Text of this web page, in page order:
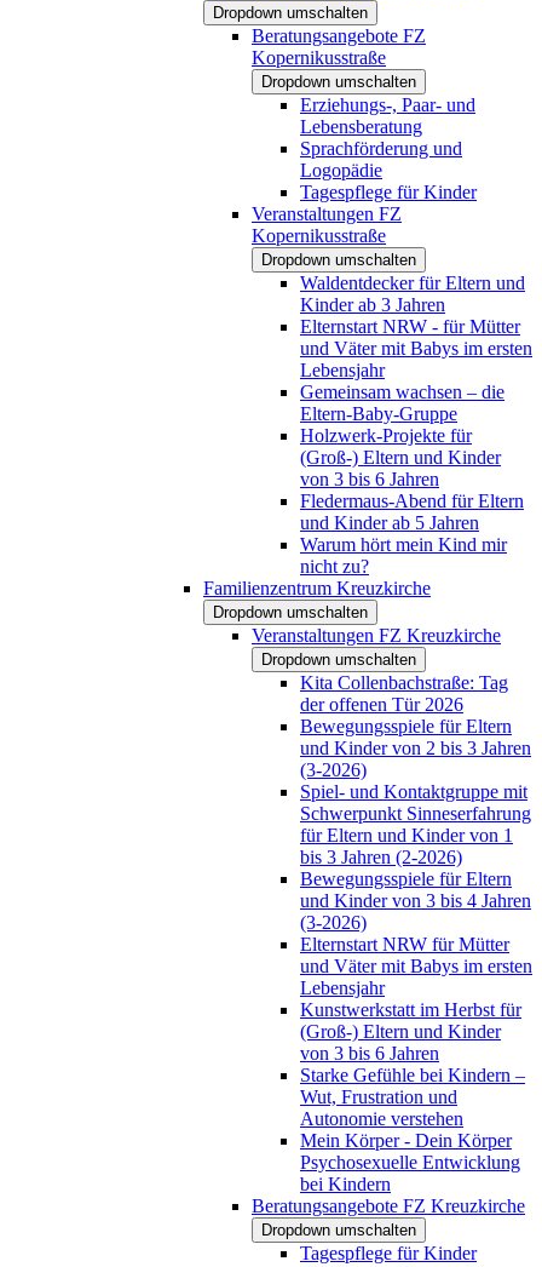
Dropdown umschalten
Beratungsangebote FZ
Kopernikusstraße
Dropdown umschalten
Erziehungs-, Paar- und
Lebensberatung
Sprachförderung und
Logopädie
Tagespflege für Kinder
Veranstaltungen FZ
Kopernikusstraße
Dropdown umschalten
Waldentdecker für Eltern und
Kinder ab 3 Jahren
Elternstart NRW - für Mütter
und Väter mit Babys im ersten
Lebensjahr
Gemeinsam wachsen – die
Eltern-Baby-Gruppe
Holzwerk-Projekte für
(Groß-) Eltern und Kinder
von 3 bis 6 Jahren
Fledermaus-Abend für Eltern
und Kinder ab 5 Jahren
Warum hört mein Kind mir
nicht zu?
Familienzentrum Kreuzkirche
Dropdown umschalten
Veranstaltungen FZ Kreuzkirche
Dropdown umschalten
Kita Collenbachstraße: Tag
der offenen Tür 2026
Bewegungsspiele für Eltern
und Kinder von 2 bis 3 Jahren
(3-2026)
Spiel- und Kontaktgruppe mit
Schwerpunkt Sinneserfahrung
für Eltern und Kinder von 1
bis 3 Jahren (2-2026)
Bewegungsspiele für Eltern
und Kinder von 3 bis 4 Jahren
(3-2026)
Elternstart NRW für Mütter
und Väter mit Babys im ersten
Lebensjahr
Kunstwerkstatt im Herbst für
(Groß-) Eltern und Kinder
von 3 bis 6 Jahren
Starke Gefühle bei Kindern –
Wut, Frustration und
Autonomie verstehen
Mein Körper - Dein Körper
Psychosexuelle Entwicklung
bei Kindern
Beratungsangebote FZ Kreuzkirche
Dropdown umschalten
Tagespflege für Kinder